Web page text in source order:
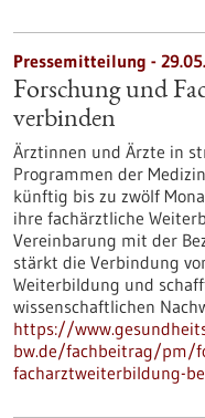
Pressemitteilung -
Forschung und
verbinden
Ärztinnen und Ärzte in
Programmen der
künftig bis zu zwölf
ihre fachärztliche
Vereinbarung mit der
stärkt die Verbindung
Weiterbildung und
wissenschaftlichen
https://
bw.de/fachbeitrag/pm/
facharztweiterbildung-